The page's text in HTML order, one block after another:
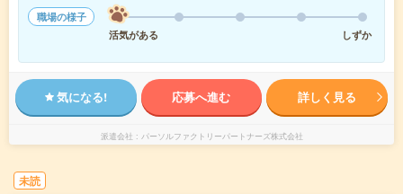
職場の様子
活気がある
しずか
気になる! 応募へ進む 詳しく見る
派遣会社 パーソルファクトリーパートナーズ株式会社
未読